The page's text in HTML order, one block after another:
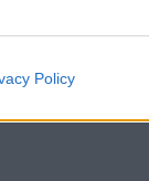
Policy